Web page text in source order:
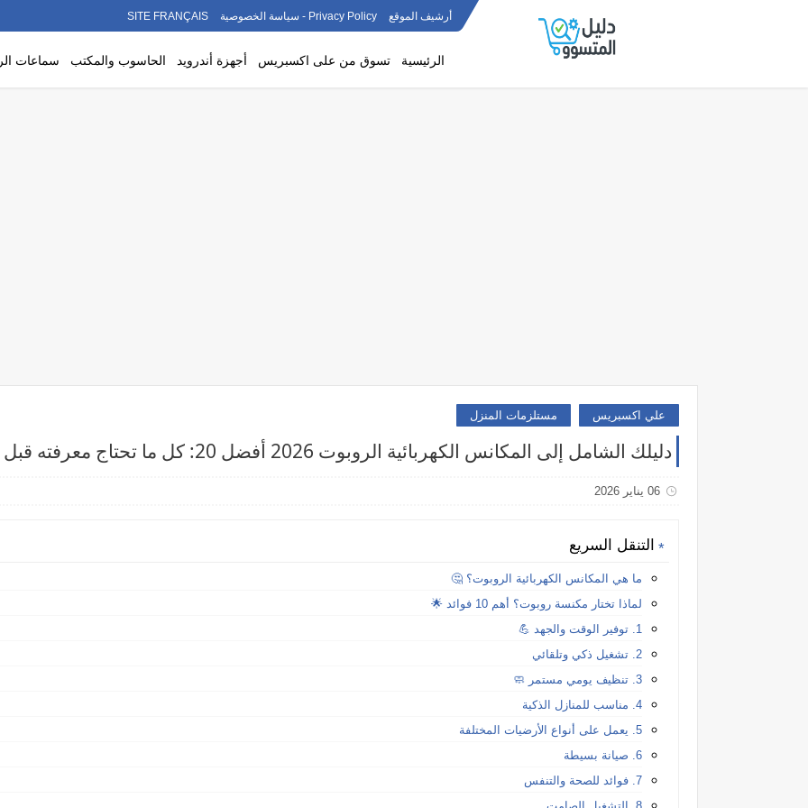
أرشيف الموقع Privacy Policy - سياسة الخصوصية SITE FRANÇAIS
الرئيسية تسوق من على اكسبريس أجهزة أندرويد الحاسوب والمكتب سماعات
علي اكسبريس مستلزمات المنزل
دليلك الشامل إلى المكانس الكهربائية الروبوت 2026 أفضل 20: كل ما تحتاج معرفته قبل الشراء 🤖🧹
06 يناير 2026
التنقل السريع
ما هي المكانس الكهربائية الروبوت؟ 🤔
لماذا تختار مكنسة روبوت؟ أهم 10 فوائد 🌟
1. توفير الوقت والجهد 💪
2. تشغيل ذكي وتلقائي
3. تنظيف يومي مستمر 🧼
4. مناسب للمنازل الذكية
5. يعمل على أنواع الأرضيات المختلفة
6. صيانة بسيطة
7. فوائد للصحة والتنفس